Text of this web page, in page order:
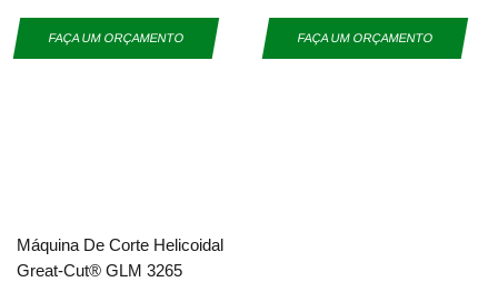
FAÇA UM ORÇAMENTO FAÇA UM ORÇAMENTO
Máquina De Corte Helicoidal
Great-Cut® GLM 3265